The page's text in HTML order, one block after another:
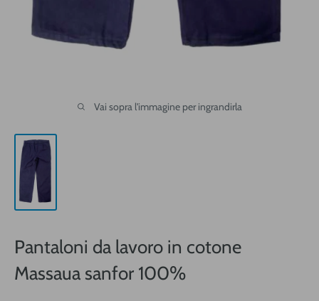
Vai sopra l'immagine per ingrandirla
Pantaloni da lavoro in cotone
Massaua sanfor 100%